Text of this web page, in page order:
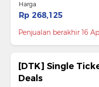
Harga
Rp 268,125
Penjualan berakhir 16
[DTK] Single
Deals